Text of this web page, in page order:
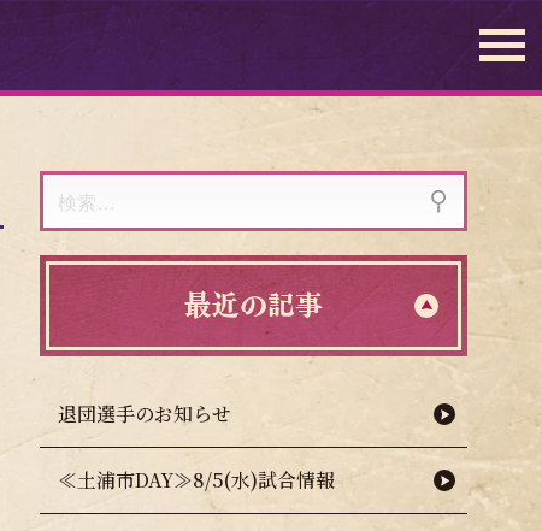
索:
最近の記事
退団選手のお知らせ
≪土浦市DAY≫8/5(水)試合情報